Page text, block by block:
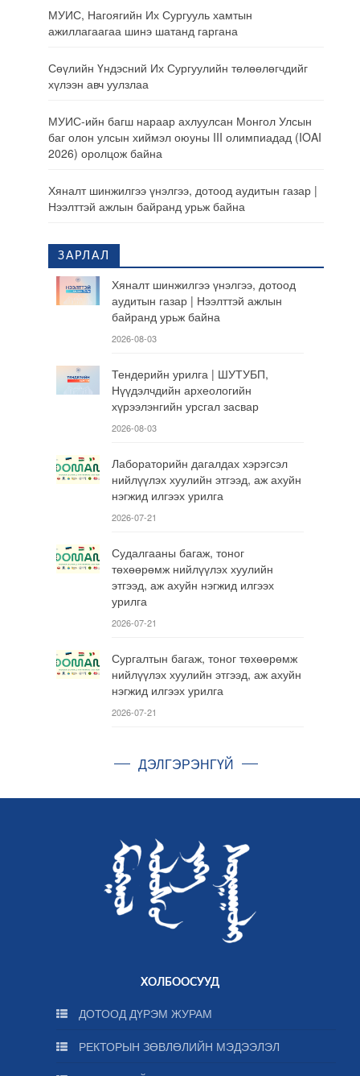
МУИС, Нагоягийн Их Сургууль хамтын
ажиллагаагаа шинэ шатанд гаргана
Сөүлийн Үндэсний Их Сургуулийн төлөөлөгчдийг
хүлээн авч уулзлаа
МУИС-ийн багш нараар ахлуулсан Монгол Улсын
баг олон улсын хиймэл оюуны III олимпиадад (IOAI
2026) оролцож байна
Хяналт шинжилгээ үнэлгээ, дотоод аудитын газар |
Нээлттэй ажлын байранд урьж байна
ЗАРЛАЛ
Хяналт шинжилгээ үнэлгээ, дотоод
аудитын газар | Нээлттэй ажлын
байранд урьж байна
2026-08-03
Тендерийн урилга | ШУТУБП,
Нүүдэлчдийн археологийн
хүрээлэнгийн урсгал засвар
2026-08-03
Лабораторийн дагалдах хэрэгсэл
нийлүүлэх хуулийн этгээд, аж ахуйн
нэгжид илгээх урилга
2026-07-21
Судалгааны багаж, тоног
төхөөрөмж нийлүүлэх хуулийн
этгээд, аж ахуйн нэгжид илгээх
урилга
2026-07-21
Сургалтын багаж, тоног төхөөрөмж
нийлүүлэх хуулийн этгээд, аж ахуйн
нэгжид илгээх урилга
2026-07-21
ДЭЛГЭРЭНГҮЙ
ХОЛБООСУУД
ДОТООД ДҮРЭМ ЖУРАМ
РЕКТОРЫН ЗӨВЛӨЛИЙН МЭДЭЭЛЭЛ